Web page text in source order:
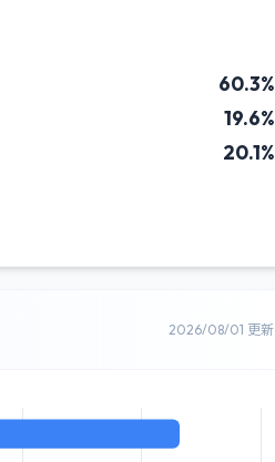
60.3%
19.6%
20.1%
2026/08/01 更新